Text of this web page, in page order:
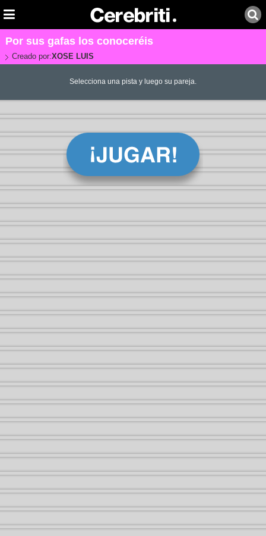
Por sus gafas los conoceréis
Creado por:XOSE LUIS
Selecciona una pista y luego su pareja.